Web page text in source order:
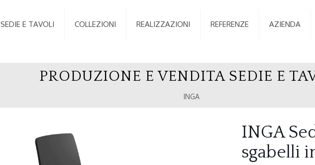
SEDIE E TAVOLI COLLEZIONI REALIZZAZIONI REFERENZE AZIENDA
PRODUZIONE E VENDITA SEDIE E
INGA
INGA
sgabelli